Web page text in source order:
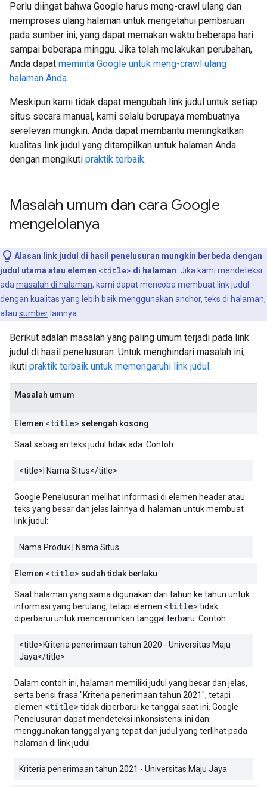
Perlu diingat bahwa Google harus meng-crawl ulang dan
memproses ulang halaman untuk mengetahui pembaruan
pada sumber ini, yang dapat memakan waktu beberapa hari
sampai beberapa minggu. Jika telah melakukan perubahan,
Anda dapat meminta Google untuk meng-crawl ulang
halaman Anda.
Meskipun kami tidak dapat mengubah link judul untuk setiap
situs secara manual, kami selalu berupaya membuatnya
serelevan mungkin. Anda dapat membantu meningkatkan
kualitas link judul yang ditampilkan untuk halaman Anda
dengan mengikuti praktik terbaik.
Masalah umum dan cara Google
mengelolanya
Alasan link judul di hasil penelusuran mungkin berbeda dengan
judul utama atau elemen <title> di halaman: Jika kami mendeteksi
ada masalah di halaman, kami dapat mencoba membuat link judul
dengan kualitas yang lebih baik menggunakan anchor, teks di halaman,
atau sumber lainnya
Berikut adalah masalah yang paling umum terjadi pada link
judul di hasil penelusuran. Untuk menghindari masalah ini,
ikuti praktik terbaik untuk memengaruhi link judul.
Masalah umum
Elemen <title> setengah kosong
Saat sebagian teks judul tidak ada. Contoh:
<title> | Nama Situs</title>
Google Penelusuran melihat informasi di elemen header atau
teks yang besar dan jelas lainnya di halaman untuk membuat
link judul:
Nama Produk | Nama Situs
Elemen <title> sudah tidak berlaku
Saat halaman yang sama digunakan dari tahun ke tahun untuk
informasi yang berulang, tetapi elemen <title> tidak
diperbarui untuk mencerminkan tanggal terbaru. Contoh:
<title>Kriteria penerimaan tahun 2020 - Universitas Maju
Jaya</title>
Dalam contoh ini, halaman memiliki judul yang besar dan jelas,
serta berisi frasa "Kriteria penerimaan tahun 2021", tetapi
elemen <title> tidak diperbarui ke tanggal saat ini. Google
Penelusuran dapat mendeteksi inkonsistensi ini dan
menggunakan tanggal yang tepat dari judul yang terlihat pada
halaman di link judul:
Kriteria penerimaan tahun 2021 - Universitas Maju Jaya